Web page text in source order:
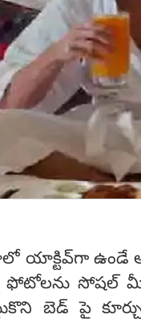
యాక్టివ్‌గా ఉండే
ఫోటోలను సోషల్
బెడ్ పై